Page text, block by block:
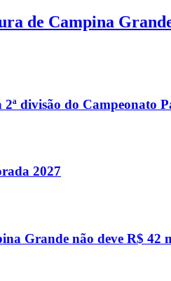
de Campina
divisão do Campeonato
2027
Grande não deve R$ 42